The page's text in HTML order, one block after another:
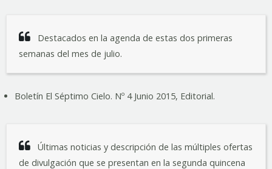
Destacados en la agenda de estas dos primeras
semanas del mes de julio.
Boletín El Séptimo Cielo. Nº 4 Junio 2015, Editorial.
Últimas noticias y descripción de las múltiples ofertas
de divulgación que se presentan en la segunda quincena